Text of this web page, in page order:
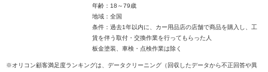
年齢：18～79歳
地域：全国
条件：過去1年以内に、カー用品店の店舗で商品を購入し、工
賃を伴う取付・交換作業を行ってもらった人
板金塗装、車検・点検作業は除く
※オリコン顧客満足度ランキングは、データクリーニング（回収したデータから不正回答や異